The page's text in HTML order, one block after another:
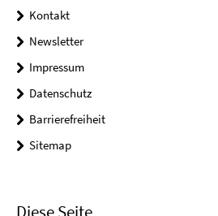
Kontakt
Newsletter
Impressum
Datenschutz
Barrierefreiheit
Sitemap